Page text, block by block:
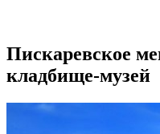
Пискаревское
кладбище-музей